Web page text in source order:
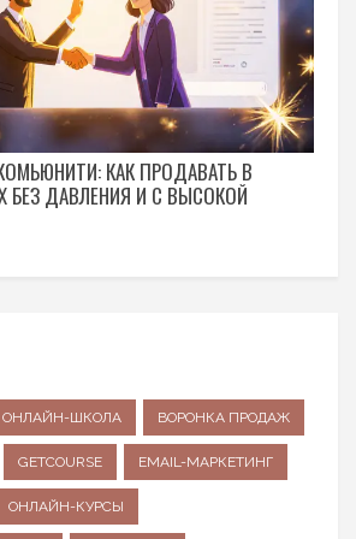
КАК ПРОДАВАТЬ В
БЕЗ ДАВЛЕНИЯ И С ВЫСОКОЙ
ОНЛАЙН-ШКОЛА ВОРОНКА ПРОДАЖ
GETCOURSE EMAIL-МАРКЕТИНГ
ОНЛАЙН-КУРСЫ